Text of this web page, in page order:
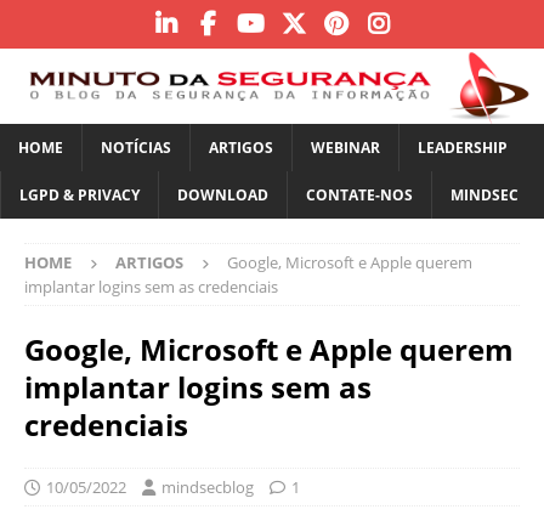
HOME NOTÍCIAS ARTIGOS WEBINAR LEADERSHIP
LGPD & PRIVACY DOWNLOAD CONTATE-NOS MINDSEC
HOME ARTIGOS
Google, Microsoft e Apple querem
implantar logins sem as credenciais
Google, Microsoft e Apple querem
implantar logins sem as
credenciais
10/05/2022 mindsecblog 1